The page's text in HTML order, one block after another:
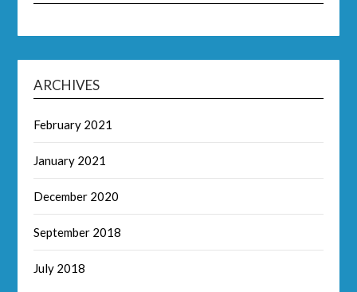
ARCHIVES
February 2021
January 2021
December 2020
September 2018
July 2018